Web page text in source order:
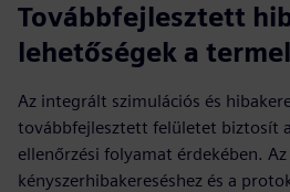
Továbbfejlesztett
lehetőségek a
Az integrált szimulációs és
továbbfejlesztett felületet biztosít
ellenőrzési folyamat érdekében. Az
kényszerhibakereséshez és a